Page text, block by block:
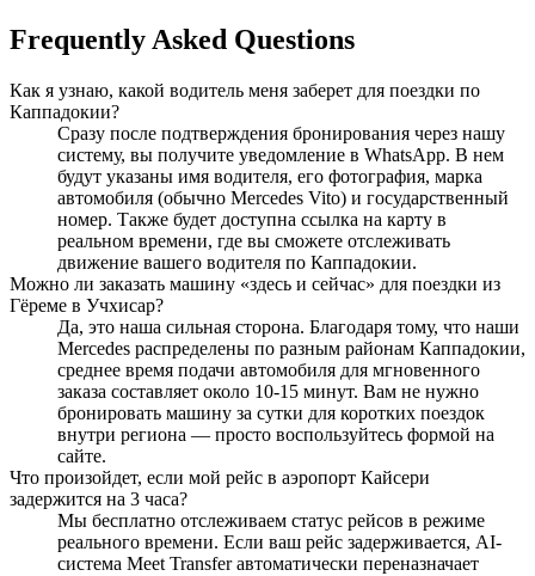
Frequently Asked Questions
Как я узнаю, какой водитель меня заберет для поездки по
Каппадокии?
Сразу после подтверждения бронирования через нашу
систему, вы получите уведомление в WhatsApp. В нем
будут указаны имя водителя, его фотография, марка
автомобиля (обычно Mercedes Vito) и государственный
номер. Также будет доступна ссылка на карту в
реальном времени, где вы сможете отслеживать
движение вашего водителя по Каппадокии.
Можно ли заказать машину «здесь и сейчас» для поездки из
Гёреме в Учхисар?
Да, это наша сильная сторона. Благодаря тому, что наши
Mercedes распределены по разным районам Каппадокии,
среднее время подачи автомобиля для мгновенного
заказа составляет около 10-15 минут. Вам не нужно
бронировать машину за сутки для коротких поездок
внутри региона — просто воспользуйтесь формой на
сайте.
Что произойдет, если мой рейс в аэропорт Кайсери
задержится на 3 часа?
Мы бесплатно отслеживаем статус рейсов в режиме
реального времени. Если ваш рейс задерживается, AI-
система Meet Transfer автоматически переназначает